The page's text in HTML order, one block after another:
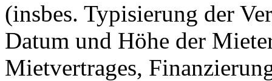
(insbes. Typisierung der
Datum und Höhe der
Mietvertrages,